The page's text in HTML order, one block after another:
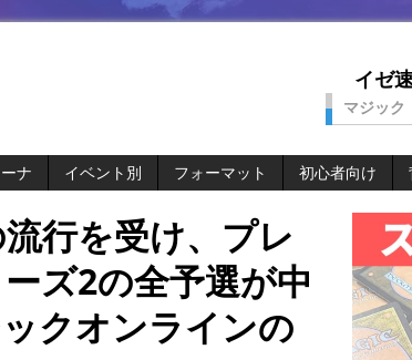
イゼ
マジック
ナ イベント別 フォーマット 初心者向け
行を受け、プレ
ズ2の全予選が中
クオンラインの